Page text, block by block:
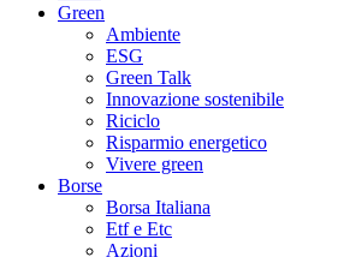
Green
Ambiente
ESG
Green Talk
Innovazione sostenibile
Riciclo
Risparmio energetico
Vivere green
Borse
Borsa Italiana
Etf e Etc
Azioni